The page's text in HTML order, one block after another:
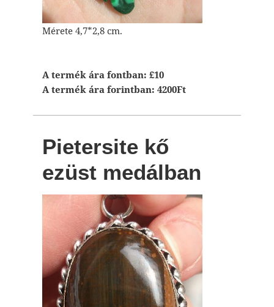
Mérete 4,7*2,8 cm.
A termék ára fontban: £10
A termék ára forintban: 4200Ft
Pietersite kő
ezüst medálban